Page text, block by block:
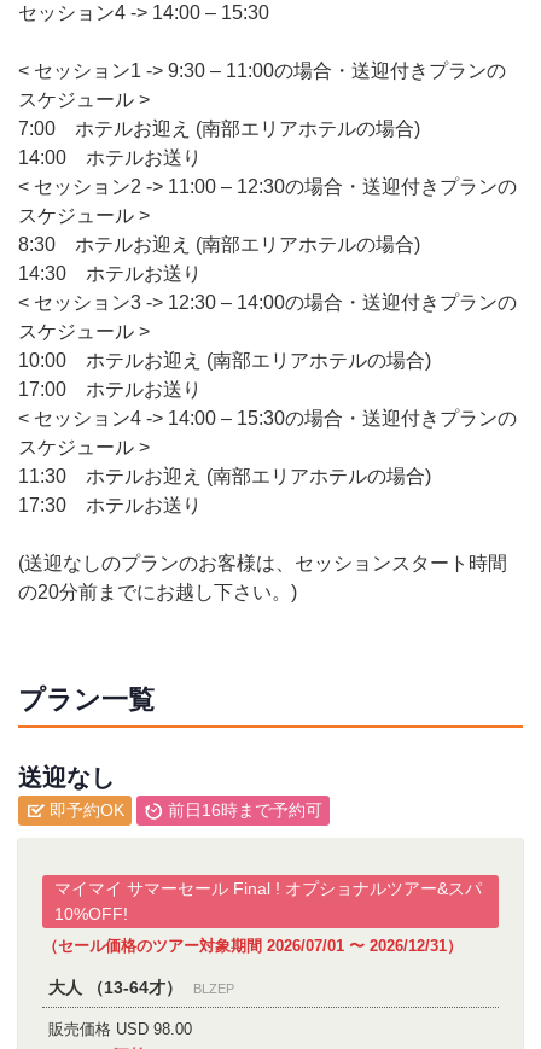
セッション4 -> 14:00 – 15:30
< セッション1 -> 9:30 – 11:00の場合・送迎付きプランの
スケジュール >
7:00 ホテルお迎え (南部エリアホテルの場合)
14:00 ホテルお送り
< セッション2 -> 11:00 – 12:30の場合・送迎付きプランの
スケジュール >
8:30 ホテルお迎え (南部エリアホテルの場合)
14:30 ホテルお送り
< セッション3 -> 12:30 – 14:00の場合・送迎付きプランの
スケジュール >
10:00 ホテルお迎え (南部エリアホテルの場合)
17:00 ホテルお送り
< セッション4 -> 14:00 – 15:30の場合・送迎付きプランの
スケジュール >
11:30 ホテルお迎え (南部エリアホテルの場合)
17:30 ホテルお送り
(送迎なしのプランのお客様は、セッションスタート時間
の20分前までにお越し下さい。)
プラン一覧
送迎なし
即予約OK 前日16時まで予約可
マイマイ サマーセール Final ! オプショナルツアー&スパ
10%OFF!
（セール価格のツアー対象期間 2026/07/01 〜 2026/12/31）
大人 （13-64才） BLZEP
販売価格 USD 98.00